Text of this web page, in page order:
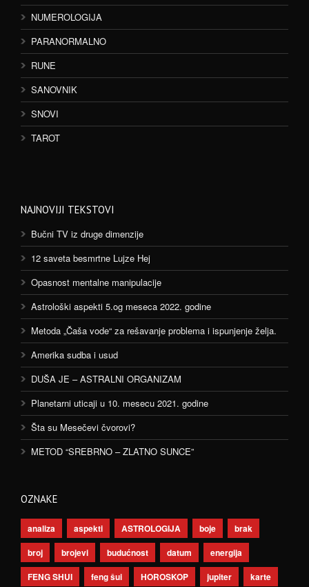
NUMEROLOGIJA
PARANORMALNO
RUNE
SANOVNIK
SNOVI
TAROT
NAJNOVIJI TEKSTOVI
Bučni TV iz druge dimenzije
12 saveta besmrtne Lujze Hej
Opasnost mentalne manipulacije
Astrološki aspekti 5.og meseca 2022. godine
Metoda „Čaša vode“ za rešavanje problema i ispunjenje želja.
Amerika sudba i usud
DUŠA JE – ASTRALNI ORGANIZAM
Planetarni uticaji u 10. mesecu 2021. godine
Šta su Mesečevi čvorovi?
METOD “SREBRNO – ZLATNO SUNCE”
OZNAKE
analiza aspekti ASTROLOGIJA boje
brak
broj
brojevi budućnost datum
energija
FENG SHUI
feng šui HOROSKOP jupiter karte